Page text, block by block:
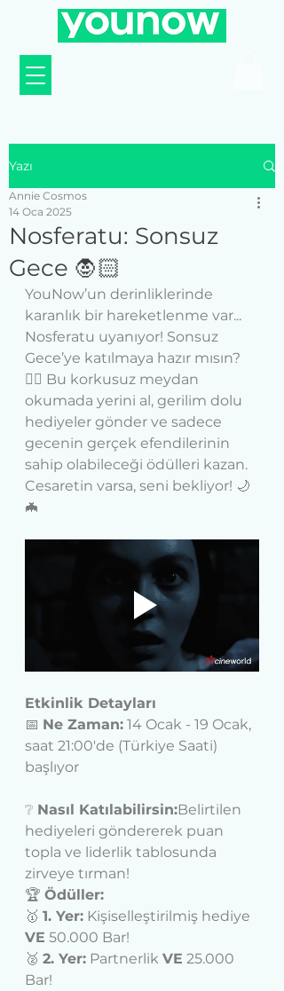
Yazı
Nosferatu: Sonsuz
Gece 🧛🏻
Annie Cosmos
14 Oca 2025
YouNow’un derinliklerinde
karanlık bir hareketlenme var...
Nosferatu uyanıyor! Sonsuz
Gece’ye katılmaya hazır mısın?
🧛‍♂️ Bu korkusuz meydan
okumada yerini al, gerilim dolu
hediyeler gönder ve sadece
gecenin gerçek efendilerinin
sahip olabileceği ödülleri kazan.
Cesaretin varsa, seni bekliyor! 🌙
🦇
Etkinlik Detayları
📅 Ne Zaman: 14 Ocak - 19 Ocak,
saat 21:00'de (Türkiye Saati)
başlıyor
❔ Nasıl Katılabilirsin:Belirtilen
hediyeleri göndererek puan
topla ve liderlik tablosunda
zirveye tırman!
🏆 Ödüller:
🥇 1. Yer: Kişiselleştirilmiş hediye
VE 50.000 Bar!
🥈 2. Yer: Partnerlik VE 25.000
Bar!